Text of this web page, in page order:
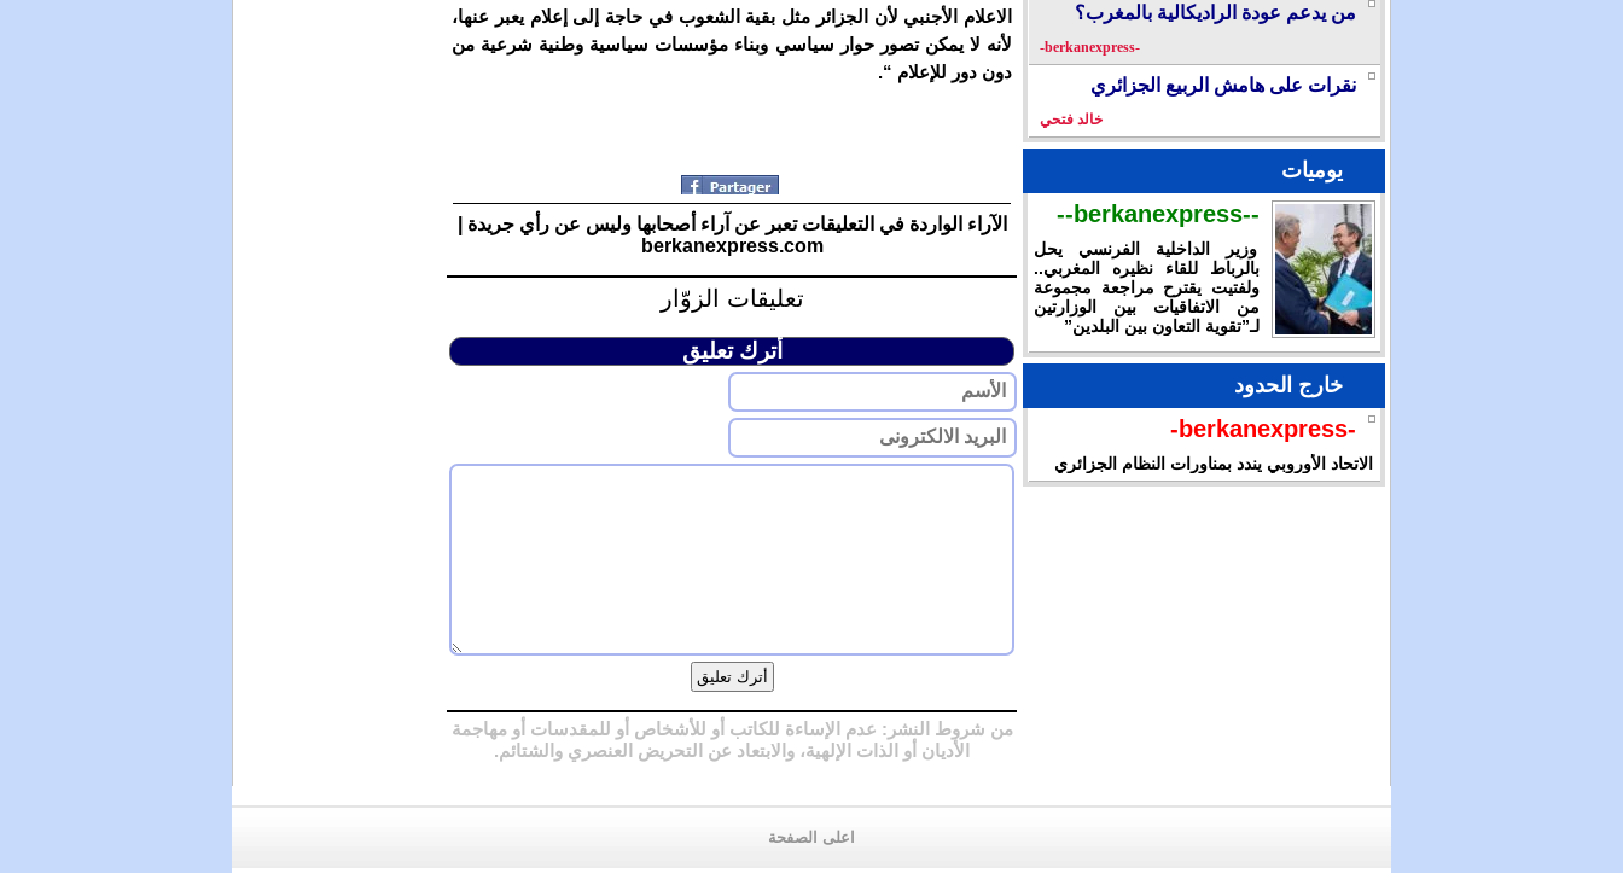
من يدعم عودة الراديكالية بالمغرب؟
-berkanexpress-
نقرات على هامش الربيع الجزائري
خالد فتحي
يوميات
--berkanexpress--
وزير الداخلية الفرنسي يحل
بالرباط للقاء نظيره المغربي..
ولفتيت يقترح مراجعة مجموعة
من الاتفاقيات بين الوزارتين
لـ”تقوية التعاون بين البلدين”
خارج الحدود
-berkanexpress-
الاتحاد الأوروبي يندد بمناورات النظام الجزائري
الاعلام الأجنبي لأن الجزائر مثل بقية الشعوب في حاجة إلى إعلام يعبر عنها،
لأنه لا يمكن تصور حوار سياسي وبناء مؤسسات سياسية وطنية شرعية من
دون دور للإعلام “.
الآراء الواردة في التعليقات تعبر عن آراء أصحابها وليس عن رأي جريدة |
berkanexpress.com
تعليقات الزوّار
أترك تعليق
من شروط النشر: عدم الإساءة للكاتب أو للأشخاص أو للمقدسات أو مهاجمة
الأديان أو الذات الإلهية، والابتعاد عن التحريض العنصري والشتائم.
اعلى الصفحة